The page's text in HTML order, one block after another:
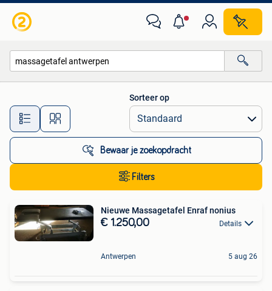
Alle afstanden…
Sorteer op
Bewaar je zoekopdracht
Filters
Nieuwe Massagetafel Enraf nonius
€ 1.250,00 Details
Antwerpen 5 aug 26